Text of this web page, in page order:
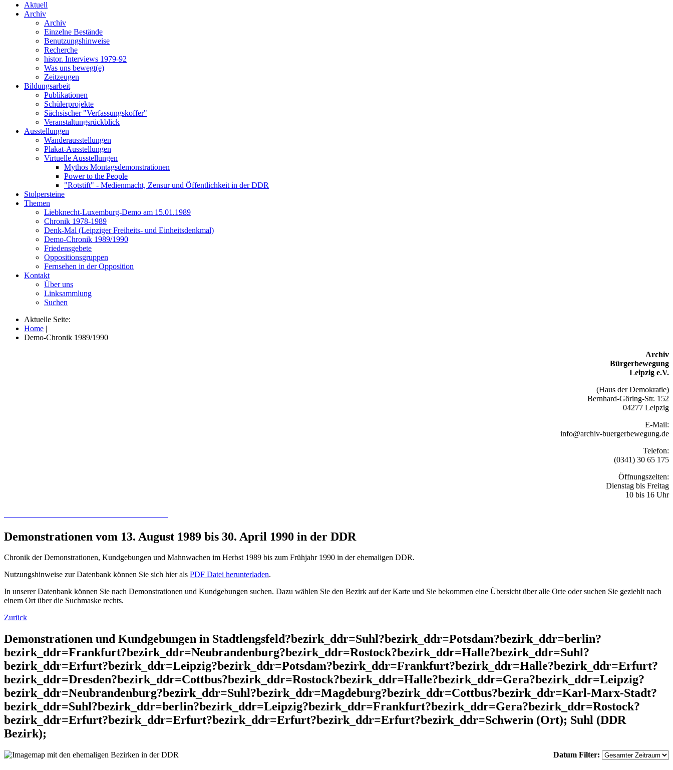
Aktuell
Archiv
Archiv
Einzelne Bestände
Benutzungshinweise
Recherche
histor. Interviews 1979-92
Was uns bewegt(e)
Zeitzeugen
Bildungsarbeit
Publikationen
Schülerprojekte
Sächsischer "Verfassungskoffer"
Veranstaltungsrückblick
Ausstellungen
Wanderausstellungen
Plakat-Ausstellungen
Virtuelle Ausstellungen
Mythos Montagsdemonstrationen
Power to the People
"Rotstift" - Medienmacht, Zensur und Öffentlichkeit in der DDR
Stolpersteine
Themen
Liebknecht-Luxemburg-Demo am 15.01.1989
Chronik 1978-1989
Denk-Mal (Leipziger Freiheits- und Einheitsdenkmal)
Demo-Chronik 1989/1990
Friedensgebete
Oppositionsgruppen
Fernsehen in der Opposition
Kontakt
Über uns
Linksammlung
Suchen
Aktuelle Seite:
Home |
Demo-Chronik 1989/1990
Archiv
Bürgerbewegung
Leipzig e.V.
(Haus der Demokratie)
Bernhard-Göring-Str. 152
04277 Leipzig
E-Mail:
info@archiv-buergerbewegung.de
Telefon:
(0341) 30 65 175
Öffnungszeiten:
Dienstag bis Freitag
10 bis 16 Uhr
Demonstrationen vom 13. August 1989 bis 30. April 1990 in der DDR
Chronik der Demonstrationen, Kundgebungen und Mahnwachen im Herbst 1989 bis zum Frühjahr 1990 in der ehemaligen DDR.
Nutzungshinweise zur Datenbank können Sie sich hier als PDF Datei herunterladen.
In unserer Datenbank können Sie nach Demonstrationen und Kundgebungen suchen. Dazu wählen Sie den Bezirk auf der Karte und Sie bekommen eine Übersicht über alle Orte oder suchen Sie geziehlt nach
einem Ort über die Suchmaske rechts.
Zurück
Demonstrationen und Kundgebungen in Stadtlengsfeld?bezirk_ddr=Suhl?bezirk_ddr=Potsdam?bezirk_ddr=berlin?
bezirk_ddr=Frankfurt?bezirk_ddr=Neubrandenburg?bezirk_ddr=Rostock?bezirk_ddr=Halle?bezirk_ddr=Suhl?
bezirk_ddr=Erfurt?bezirk_ddr=Leipzig?bezirk_ddr=Potsdam?bezirk_ddr=Frankfurt?bezirk_ddr=Halle?bezirk_ddr=Erfurt?
bezirk_ddr=Dresden?bezirk_ddr=Cottbus?bezirk_ddr=Rostock?bezirk_ddr=Halle?bezirk_ddr=Gera?bezirk_ddr=Leipzig?
bezirk_ddr=Neubrandenburg?bezirk_ddr=Suhl?bezirk_ddr=Magdeburg?bezirk_ddr=Cottbus?bezirk_ddr=Karl-Marx-Stadt?
bezirk_ddr=Suhl?bezirk_ddr=berlin?bezirk_ddr=Leipzig?bezirk_ddr=Frankfurt?bezirk_ddr=Gera?bezirk_ddr=Rostock?
bezirk_ddr=Erfurt?bezirk_ddr=Erfurt?bezirk_ddr=Erfurt?bezirk_ddr=Erfurt?bezirk_ddr=Schwerin (Ort); Suhl (DDR
Bezirk);
Datum Filter: